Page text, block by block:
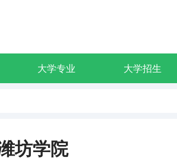
大学专业 大学招生
坊学院